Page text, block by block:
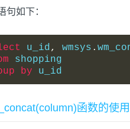
句如下：
u_id, wmsys .
shopping
by u_id
函数的使